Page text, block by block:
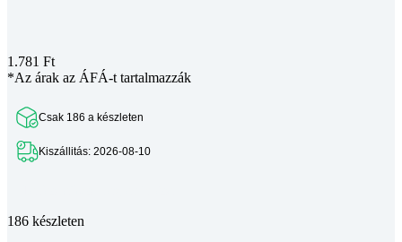
1.781 Ft
*Az árak az ÁFÁ-t tartalmazzák
Csak 186 a készleten
Kiszállitás: 2026-08-10
186 készleten